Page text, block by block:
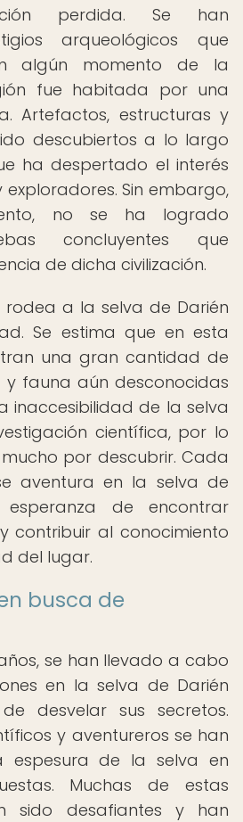
perdida. Se han
arqueológicos que
algún momento de la
fue habitada por una
Artefactos, estructuras y
descubiertos a lo largo
ha despertado el interés
Sin embargo,
no se ha logrado
concluyentes que
de dicha civilización.
rodea a la selva de Darién
Se estima que en esta
una gran cantidad de
fauna aún desconocidas
inaccesibilidad de la selva
científica, por lo
por descubrir. Cada
aventura en la selva de
de encontrar
contribuir al conocimiento
del lugar.
busca de
se han llevado a cabo
en la selva de Darién
desvelar sus secretos.
y aventureros se han
espesura de la selva en
Muchas de estas
sido desafiantes y han